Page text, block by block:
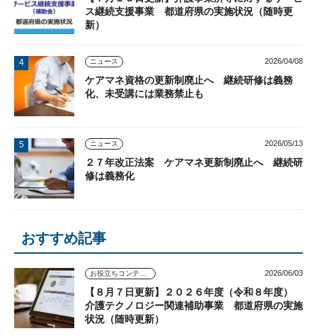
ス継続支援事業 都道府県の実施状況（随時更
新）
ニュース 2026/04/08
ケアマネ資格の更新制廃止へ 継続研修は義務
化、未受講には業務禁止も
ニュース 2026/05/13
２７年改正法案 ケアマネ更新制廃止へ 継続研
修は義務化
おすすめ記事
2026/06/03
【８月７日更新】２０２６年度（令和８年度）
介護テクノロジー関連補助事業 都道府県の実施
状況（随時更新）